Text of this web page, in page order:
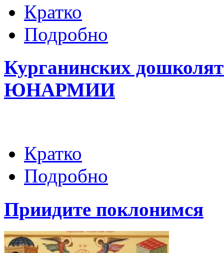
Кратко
Подробно
Курганинских
ЮНАРМИИ
Кратко
Подробно
Приидите поклонимся